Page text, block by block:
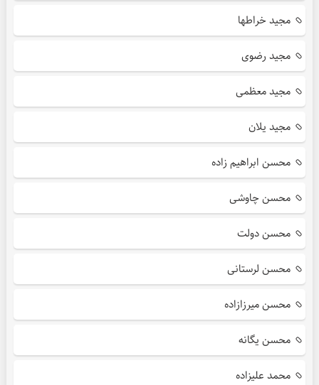
مجید خراطها
مجید رضوی
مجید معظمی
مجید یلان
محسن ابراهیم زاده
محسن چاوشی
محسن دولت
محسن لرستانی
محسن میرزازاده
محسن یگانه
محمد علیزاده